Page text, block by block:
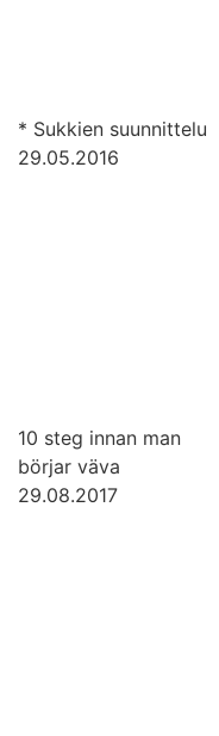
* Sukkien suunnittelu
29.05.2016
10 steg innan man
börjar väva
29.08.2017